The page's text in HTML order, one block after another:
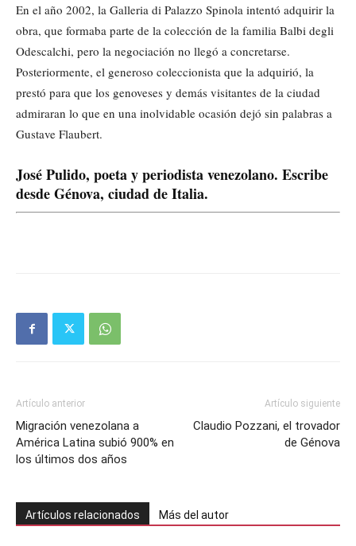
En el año 2002, la Galleria di Palazzo Spinola intentó adquirir la
obra, que formaba parte de la colección de la familia Balbi degli
Odescalchi, pero la negociación no llegó a concretarse.
Posteriormente, el generoso coleccionista que la adquirió, la
prestó para que los genoveses y demás visitantes de la ciudad
admiraran lo que en una inolvidable ocasión dejó sin palabras a
Gustave Flaubert.
José Pulido, poeta y periodista venezolano. Escribe
desde Génova, ciudad de Italia.
Artículo anterior
Migración venezolana a
América Latina subió 900% en
los últimos dos años
Artículo siguiente
Claudio Pozzani, el trovador
de Génova
Artículos relacionados Más del autor